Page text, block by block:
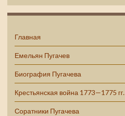
Емельян Пугачев
Главная
Емельян Пугачев
Биография Пугачева
Крестьянская война 1773—1775 гг.
Соратники Пугачева